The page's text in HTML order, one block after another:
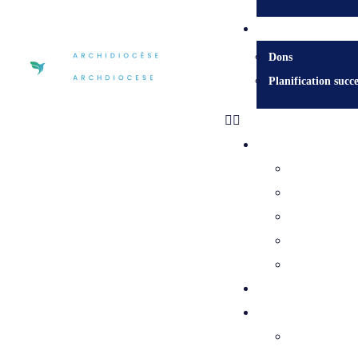
Dons
Planification